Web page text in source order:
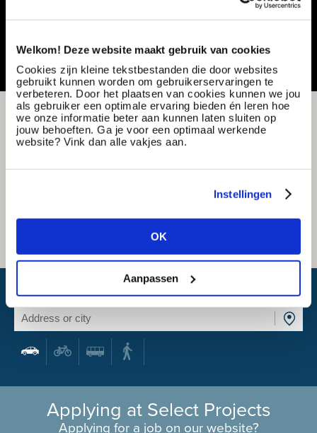
Welkom! Deze website maakt gebruik van cookies
Cookies zijn kleine tekstbestanden die door websites
gebruikt kunnen worden om gebruikerservaringen te
verbeteren. Door het plaatsen van cookies kunnen we jou
als gebruiker een optimale ervaring bieden én leren hoe
we onze informatie beter aan kunnen laten sluiten op
jouw behoeften. Ga je voor een optimaal werkende
website? Vink dan alle vakjes aan.
Instellingen
OK
Aanpassen
What is my travel time?
Applying at Select Projects
Applying for a job on our website?